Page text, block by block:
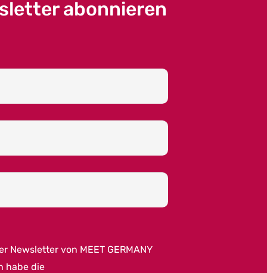
abonnieren
Newsletter von MEET GERMANY
habe die